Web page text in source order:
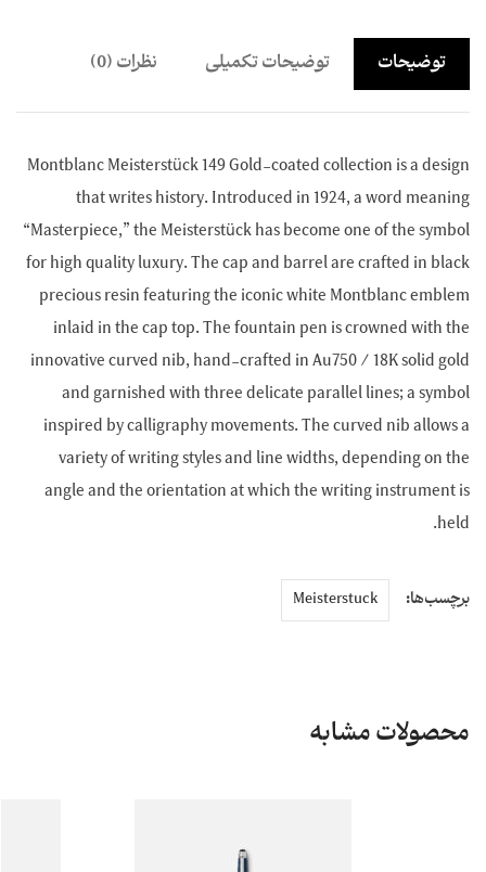
توضیحات توضیحات تکمیلی نظرات (0)
Montblanc Meisterstück 149 Gold-coated collection is a design
that writes history. Introduced in 1924, a word meaning
“Masterpiece,” the Meisterstück has become one of the symbol
for high quality luxury. The cap and barrel are crafted in black
precious resin featuring the iconic white Montblanc emblem
inlaid in the cap top. The fountain pen is crowned with the
innovative curved nib, hand-crafted in Au750 / 18K solid gold
and garnished with three delicate parallel lines; a symbol
inspired by calligraphy movements. The curved nib allows a
variety of writing styles and line widths, depending on the
angle and the orientation at which the writing instrument is
held.
برچسب‌ها: Meisterstuck
محصولات مشابه